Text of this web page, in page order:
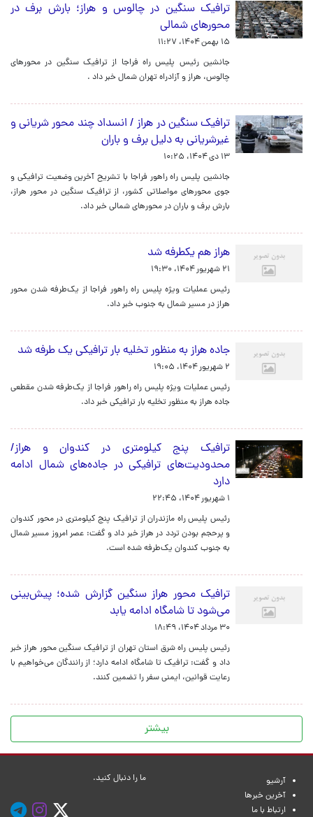
ترافیک سنگین در چالوس و هراز؛ بارش برف در
محورهای شمالی
۱۵ بهمن ۱۴۰۴، ۱۱:۲۷
جانشین رئیس پلیس راه فراجا از ترافیک سنگین در محورهای
چالوس، هراز و آزادراه تهران شمال خبر داد .
ترافیک سنگین در هراز / انسداد چند محور شریانی و
غیرشریانی به دلیل برف و باران
۱۳ دی ۱۴۰۴، ۱۰:۲۵
جانشین پلیس راه راهور فراجا با تشریح آخرین وضعیت ترافیکی و
جوی محورهای مواصلاتی کشور، از ترافیک سنگین در محور هراز،
بارش برف و باران در محورهای شمالی خبر داد.
هراز هم یکطرفه شد
۲۱ شهریور ۱۴۰۴، ۱۹:۳۰
رئیس عملیات ویژه پلیس راه راهور فراجا از یک‌طرفه شدن محور
هراز در مسیر شمال به جنوب خبر داد.
جاده هراز به منظور تخلیه بار ترافیکی یک طرفه شد
۲ شهریور ۱۴۰۴، ۱۹:۰۵
رئیس عملیات ویژه پلیس راه راهور فراجا از یک‌طرفه شدن مقطعی
جاده هراز به منظور تخلیه بار ترافیکی خبر داد.
ترافیک پنج کیلومتری در کندوان و هراز/
محدودیت‌های ترافیکی در جاده‌های شمال ادامه
دارد
۱ شهریور ۱۴۰۴، ۲۲:۴۵
رئیس پلیس راه مازندران از ترافیک پنج کیلومتری در محور کندوان
و پرحجم بودن تردد در هراز خبر داد و گفت: عصر امروز مسیر شمال
به جنوب کندوان یک‌طرفه شده است.
ترافیک محور هراز سنگین گزارش شده؛ پیش‌بینی
می‌شود تا شامگاه ادامه یابد
۳۰ مرداد ۱۴۰۴، ۱۸:۴۹
رئیس پلیس راه شرق استان تهران از ترافیک سنگین محور هراز خبر
داد و گفت: ترافیک تا شامگاه ادامه دارد؛ از رانندگان می‌خواهیم با
رعایت قوانین، ایمنی سفر را تضمین کنند.
بیشتر
آرشیو
آخرین خبرها
ارتباط با ما
ما را دنبال کنید.